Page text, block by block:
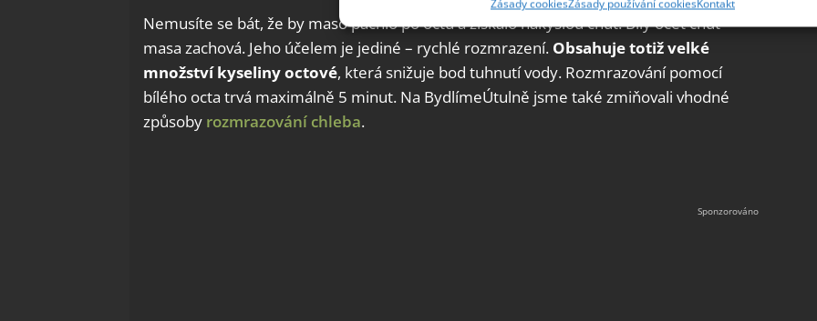
základě aktivně vyžádaných informací.
Zajištění bezpečnosti, předcházení a zjišťování podvodů a
odstraňování chyb, Poskytování a zobrazování reklamy a obsahu,
Ukládání a sdělování voleb ochrany osobních údajů.
Zásady cookiesZásady používání cookiesKontakt
Nemusíte se bát, že by maso páchlo po octu a získalo nakyslou chuť. Bílý ocet chuť
masa zachová. Jeho účelem je jediné – rychlé rozmrazení. Obsahuje totiž velké
množství kyseliny octové, která snižuje bod tuhnutí vody. Rozmrazování pomocí
bílého octa trvá maximálně 5 minut. Na BydlímeÚtulně jsme také zmiňovali vhodné
způsoby rozmrazování chleba.